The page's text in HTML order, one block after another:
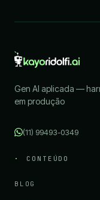
Gen AI aplicada —
em produção
(11) 99493-0349
CONTEÚDO
BLOG